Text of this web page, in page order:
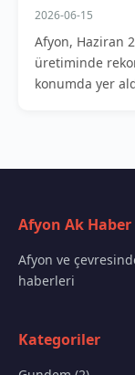
2026-06-15
Afyon, Haziran
üretiminde
konumda yer
Afyon Ak Haber
Afyon ve
haberleri
Kategoriler